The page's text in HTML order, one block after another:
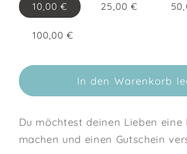
10,00 € 25,00 €
100,00 €
In den Warenkorb
Du möchtest deinen Lieben eine
machen und einen Gutschein